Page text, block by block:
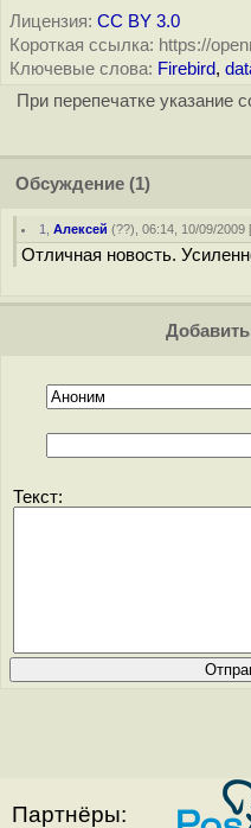
Лицензия: CC BY 3.0
Короткая ссылка: https://
Ключевые слова: Firebird,
При перепечатке указание
Обсуждение (1)
1 ,Алексей (??), 06:14, 10/09/2009
Отличная новость.
Текст:
Партнёры: